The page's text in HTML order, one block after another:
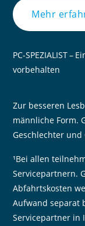
Mehr
PC-SPEZIALIST –
vorbehalten
Zur besseren
männliche Form.
Geschlechter
¹Bei allen
Servicepartnern.
Abfahrtskosten
Aufwand separat
Servicepartner in